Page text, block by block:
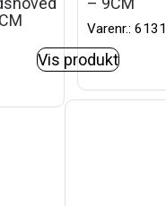
Varenr.: 6131
Vis produkt